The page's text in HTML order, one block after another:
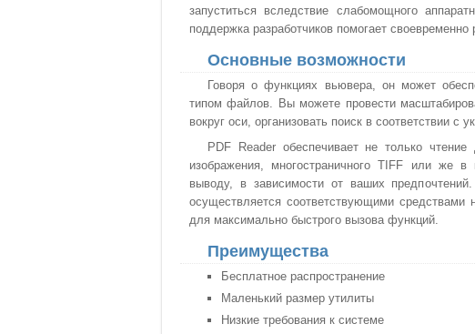
запуститься вследствие слабомощного
поддержка разработчиков помогает
Основные возможности
Говоря о функциях вьювера, он может
типом файлов. Вы можете провести
вокруг оси, организовать поиск в соответствии с
PDF Reader обеспечивает не только
изображения, многостраничного TIFF или же
выводу, в зависимости от ваших
осуществляется соответствующими средствами
для максимально быстрого вызова функций.
Преимущества
Бесплатное распространение
Маленький размер утилиты
Низкие требования к системе